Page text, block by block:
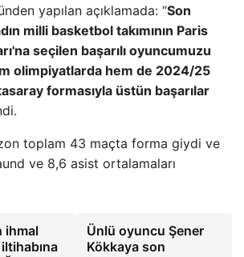
yapılan açıklamada: “Son
milli basketbol takımının Paris
seçilen başarılı oyuncumuzu
olimpiyatlarda hem de 2024/25
formasıyla üstün başarılar
toplam 43 maçta forma giydi ve
ve 8,6 asist ortalamaları
ihmal
Ünlü oyuncu Şener
Kökkaya son